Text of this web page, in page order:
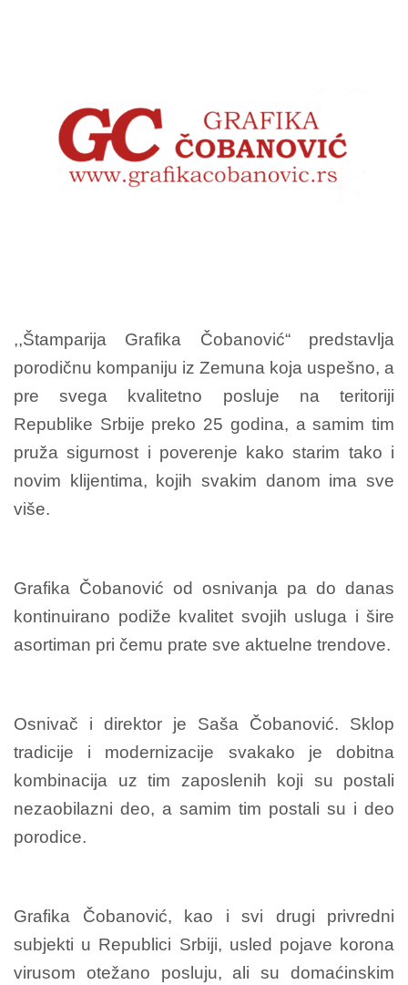
,,Štamparija Grafika Čobanović“ predstavlja
porodičnu kompaniju iz Zemuna koja uspešno, a
pre svega kvalitetno posluje na teritoriji
Republike Srbije preko 25 godina, a samim tim
pruža sigurnost i poverenje kako starim tako i
novim klijentima, kojih svakim danom ima sve
više.
Grafika Čobanović od osnivanja pa do danas
kontinuirano podiže kvalitet svojih usluga i šire
asortiman pri čemu prate sve aktuelne trendove.
Osnivač i direktor je Saša Čobanović. Sklop
tradicije i modernizacije svakako je dobitna
kombinacija uz tim zaposlenih koji su postali
nezaobilazni deo, a samim tim postali su i deo
porodice.
Grafika Čobanović, kao i svi drugi privredni
subjekti u Republici Srbiji, usled pojave korona
virusom otežano posluju, ali su domaćinskim